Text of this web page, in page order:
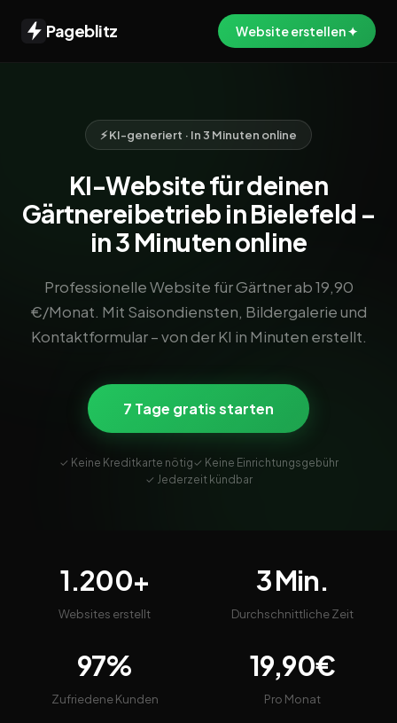
Pageblitz Website erstellen ✦
⚡ KI-generiert · In 3 Minuten online
KI-Website für deinen
Gärtnereibetrieb in Bielefeld –
in 3 Minuten online
Professionelle Website für Gärtner ab 19,90
€/Monat. Mit Saisondiensten, Bildergalerie und
Kontaktformular – von der KI in Minuten erstellt.
7 Tage gratis starten
✓ Keine Kreditkarte nötig✓ Keine Einrichtungsgebühr
✓ Jederzeit kündbar
1.200+
Websites erstellt
3 Min.
Durchschnittliche Zeit
97%
Zufriedene Kunden
19,90€
Pro Monat